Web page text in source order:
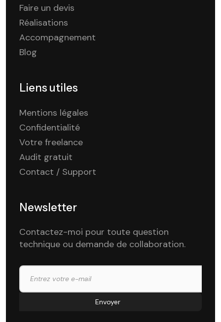
Faire un devis
Réalisations
Accompagnement
Blog
Liens utiles
Mentions légales
Confidentialité
Votre freelance
Audit gratuit
Contact / Support
Newsletter
Contactez-moi pour toute question
technique ou demande de collaboration.